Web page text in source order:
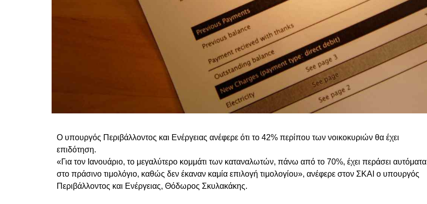
Ο υπουργός Περιβάλλοντος και Ενέργειας ανέφερε ότι το 42% περίπου των νοικοκυριών θα έχει
επιδότηση.
«Για τον Ιανουάριο, το μεγαλύτερο κομμάτι των καταναλωτών, πάνω από το 70%, έχει περάσει αυτόματα
στο πράσινο τιμολόγιο, καθώς δεν έκαναν καμία επιλογή τιμολογίου», ανέφερε στον ΣΚΑΙ ο υπουργός
Περιβάλλοντος και Ενέργειας, Θόδωρος Σκυλακάκης.